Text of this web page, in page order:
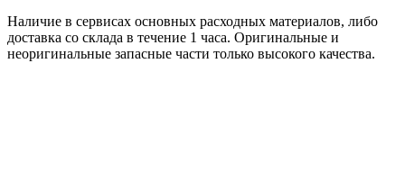
Наличие в сервисах основных расходных материалов, либо
доставка со склада в течение 1 часа. Оригинальные и
неоригинальные запасные части только высокого качества.